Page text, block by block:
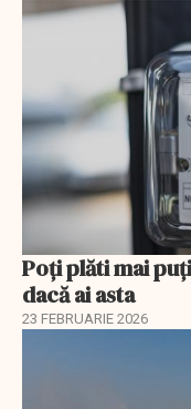
Poți plăti mai
dacă ai asta
23 FEBRUARIE 2026